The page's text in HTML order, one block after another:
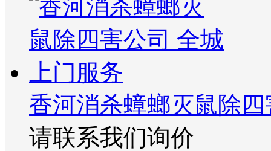
香河消杀蟑螂灭鼠除
请联系我们询价